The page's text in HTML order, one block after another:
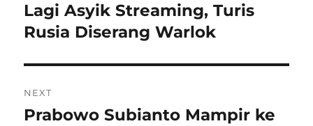
pos
Previous
post:
Lagi Asyik Streaming, Turis
Rusia Diserang Warlok
NEXT
Next
Prabowo Subianto Mampir ke